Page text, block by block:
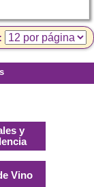
y
Vino